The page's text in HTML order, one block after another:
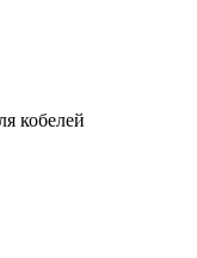
кобелей